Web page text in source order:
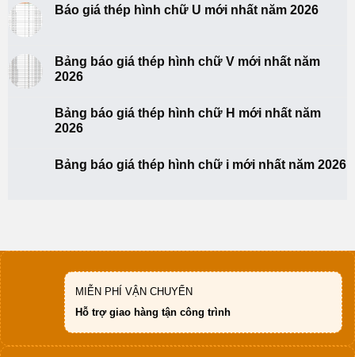
Báo giá thép hình chữ U mới nhất năm 2026
Bảng báo giá thép hình chữ V mới nhất năm
2026
Bảng báo giá thép hình chữ H mới nhất năm
2026
Bảng báo giá thép hình chữ i mới nhất năm 2026
MIỄN PHÍ VẬN CHUYỂN
Hỗ trợ giao hàng tận công trình